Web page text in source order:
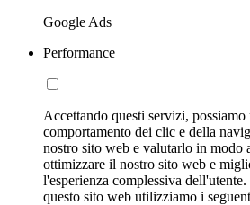
Google Ads
Performance
Accettando questi servizi,
comportamento dei clic e della
nostro sito web e valutarlo in modo
ottimizzare il nostro sito web e
l'esperienza complessiva
questo sito web utilizziamo i